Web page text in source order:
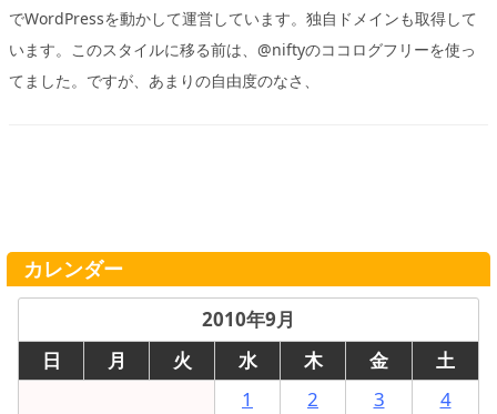
でWordPressを動かして運営しています。独自ドメインも取得して
います。このスタイルに移る前は、@niftyのココログフリーを使っ
てました。ですが、あまりの自由度のなさ、
カレンダー
2010年9月
日
月 火 水 木 金
土
1
2 3
4